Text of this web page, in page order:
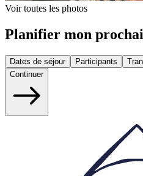
Voir toutes les photos
Planifier mon
Dates de séjour Participants
Continuer